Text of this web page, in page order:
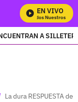
EN VIVO
Mira Todos Nuestros
A
La dura RESPUESTA